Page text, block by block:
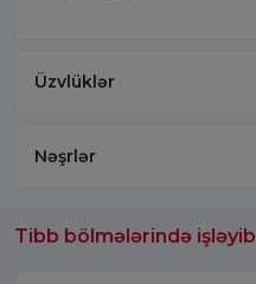
Üzvlüklər
Nəşrlər
Tibb bölmələrində işləyib